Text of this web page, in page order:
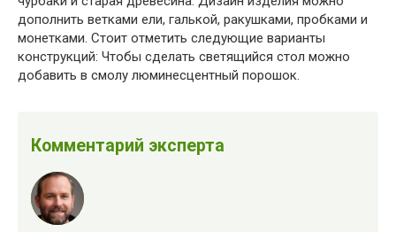
дополнить ветками ели, галькой, ракушками, пробками и
монетками. Стоит отметить следующие варианты
конструкций: Чтобы сделать светящийся стол можно
добавить в смолу люминесцентный порошок.
Комментарий эксперта